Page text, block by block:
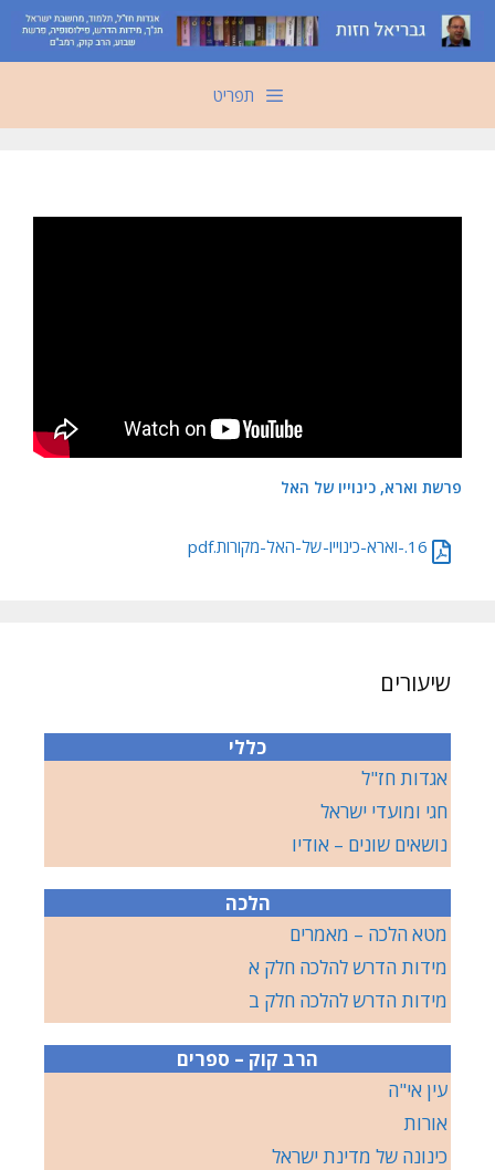
לדלג
לתוכן
תפריט
פרשת וארא, כינוייו של האל
16.-וארא-כינוייו-של-האל-מקורות.pdf
שיעורים
כללי
אגדות חז"ל
חגי ומועדי ישראל
נושאים שונים – אודיו
הלכה
מטא הלכה – מאמרים
מידות הדרש להלכה חלק א
מידות הדרש להלכה חלק ב
הרב קוק – ספרים
עין אי"ה
אורות
כינונה של מדינת ישראל